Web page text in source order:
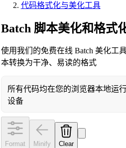
代码格式化与美化工具
Batch 脚本美化和格式
使用我们的免费在线 Batch 美化工
本转换为干净、易读的格式
所有代码均在您的浏览器本地
设备
Format Minify Clear